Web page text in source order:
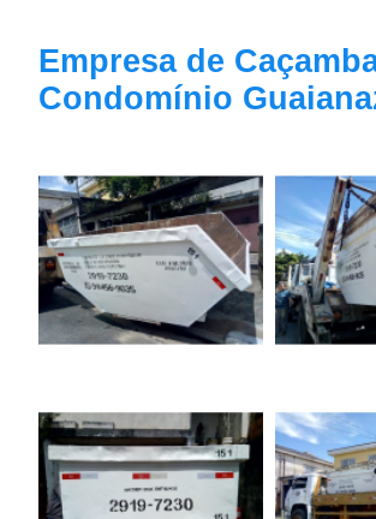
Empresa de
Condomínio